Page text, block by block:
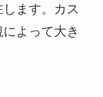
ます。カス
よって大き